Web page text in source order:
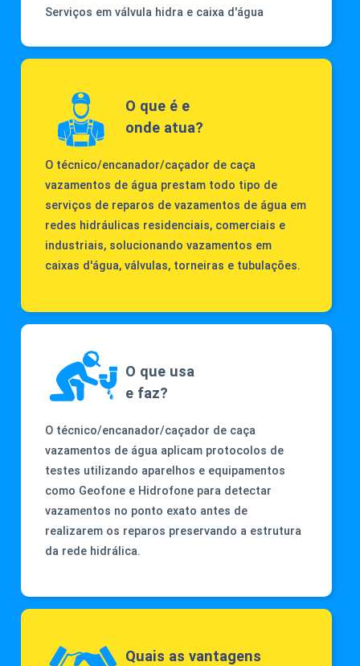
Serviços em válvula hidra e caixa d'água
O que é e
onde atua?
O técnico/encanador/caçador de caça
vazamentos de água prestam todo tipo de
serviços de reparos de vazamentos de água em
redes hidráulicas residenciais, comerciais e
industriais, solucionando vazamentos em
caixas d'água, válvulas, torneiras e tubulações.
O que usa
e faz?
O técnico/encanador/caçador de caça
vazamentos de água aplicam protocolos de
testes utilizando aparelhos e equipamentos
como Geofone e Hidrofone para detectar
vazamentos no ponto exato antes de
realizarem os reparos preservando a estrutura
da rede hidrálica.
Quais as vantagens